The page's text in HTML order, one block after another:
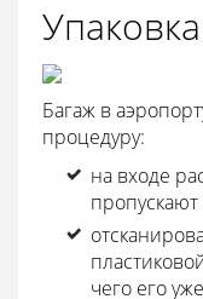
Багаж в
процедуру:
на входе
пропускают
чего его